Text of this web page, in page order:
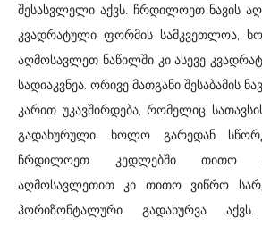
შესასვლელი აქვს. ჩრდილოეთ ნავის
კვადრატული ფორმის სამკვეთლოა,
აღმოსავლეთ ნაწილში კი ასევე
სადიაკვნეა. ორივე მათგანი შესაბამის
კარით უკავშირდება, რომელიც
გადახურული, ხოლო გარედან
ჩრდილოეთ კედლებში თითო
აღმოსავლეთით კი თითო ვიწრო
ჰორიზონტალური გადახურვა